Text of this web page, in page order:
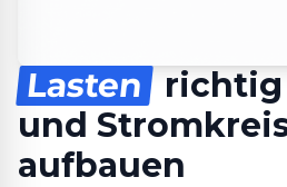
Lasten
und
aufbauen